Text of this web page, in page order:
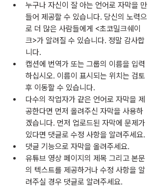
누구나 자신이 잘 아는 언어로 자막을 만
들어 제공할 수 있습니다. 당신의 노력으
로 더 많은 사람들에게 <초코밀크쉐이
크>가 알려질 수 있습니다. 정말 감사합
니다.
캡션에 번역가 또는 그룹의 이름을 입력
하십시오. 이름이 표시되는 위치는 검토
후 이동할 수 있습니다.
다수의 작업자가 같은 언어로 자막을 제
공한다면 먼저 올려주신 자막을 사용하
겠습니다. 먼저 업로드된 자막에 문제가
있다면 댓글로 수정 사항을 알려주세요.
댓글 기능으로 자막을 올려주세요.
유튜브 영상 페이지의 제목 그리고 본문
의 텍스트를 제공하거나 수정 사항을 알
려주실 경우 댓글로 알려주세요.